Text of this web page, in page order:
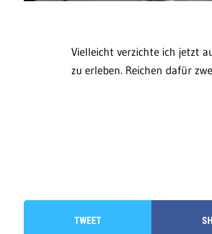
Vielleicht verzichte ich jetzt
zu erleben. Reichen dafür
TWEET